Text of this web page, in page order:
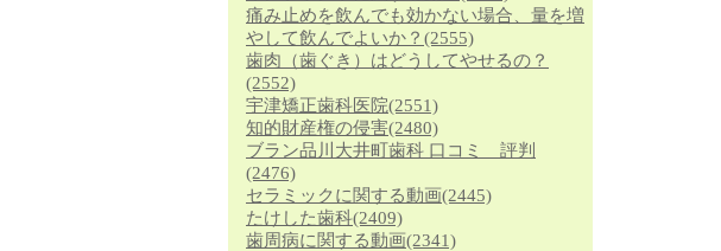
痛み止めを飲んでも効かない場合、量を増
やして飲んでよいか？ (2555)
歯肉（歯ぐき）はどうしてやせるの？
(2552)
宇津矯正歯科医院(2551)
知的財産権の侵害(2480)
ブラン品川大井町歯科 口コミ 評判
(2476)
セラミックに関する動画(2445)
たけした歯科(2409)
歯周病に関する動画(2341)